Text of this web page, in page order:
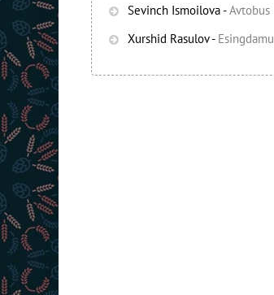
Sevinch Ismoilova-Avtobus
Xurshid Rasulov- Esingdamu